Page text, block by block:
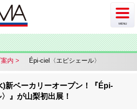
MENU
内 Épi-ciel〈エピシェール〉
)新ベーカリーオープン！『Épi-
』が山梨初出展！